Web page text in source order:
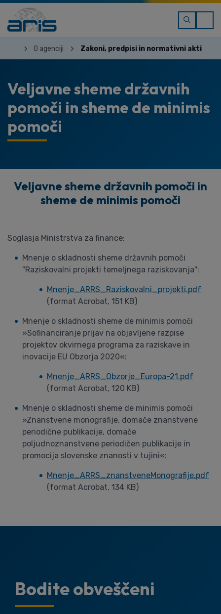
O agenciji Zakoni, predpisi in normativni akti
Veljavne sheme državnih
pomoči in sheme de minimis
pomoči
Veljavne sheme državnih pomoči in
sheme de minimis pomoči
Soglasja Ministrstva za finance:
Mnenje o skladnosti sheme državnih pomoči
"Raziskovalni projekti temeljnega raziskovanja":
Mnenje_ARRS_Raziskovalni_projekti.pdf
(format Acrobat, 151 KB)
Mnenje o skladnosti sheme de minimis pomoči
»Sofinanciranje prijav na objavljene razpise
projektov okvirnega programa za raziskave in
inovacije EU Obzorja 2020«:
Mnenje_ARRS_Obzorje_Europa-21.pdf
(format Acrobat, 120 KB)
Mnenje o skladnosti sheme de minimis pomoči
»Znanstvene monografije, domače znanstvene
periodične publikacije, domače
poljudnoznanstvene periodičen publikacije in
promocija slovenske znanosti v tujini«:
Mnenje_ARRS_znanstveneMonografije.pdf
(format Acrobat, 134 KB)
Bodite obveščeni